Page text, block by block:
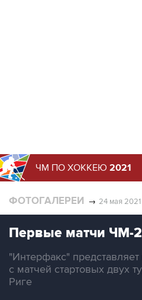
ЧМ ПО ХОККЕЮ 2021
ФОТОГАЛЕРЕИ → 24 мая 2021
Первые матчи ЧМ-
"Интерфакс"
с матчей стартовых двух
Риге